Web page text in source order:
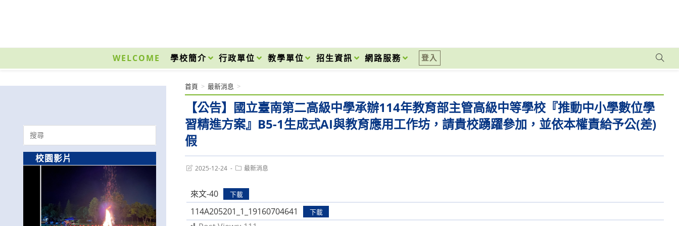
內
WELCOME 學校簡介 行政單位 教學單位 招生資訊 網路服務 登入
【公告】國立臺南第二高級中學承辦114年教育部主管高級中等學校『推動中小學數位學
習精進方案』B5-1生成式AI與教育應用工作坊，請貴校踴躍參加，並依本權責給予公(差)
假
首頁 > 最新消息 >
Post2025-12-24
Post最新消息
來文-40 下載
114A205201_1_19160704641 下載
Search
for:
校園影片